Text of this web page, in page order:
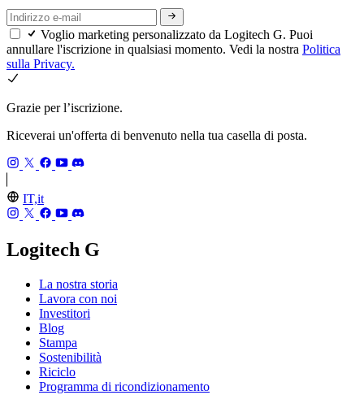
Voglio marketing personalizzato da Logitech G. Puoi
annullare l'iscrizione in qualsiasi momento. Vedi la nostra Politica
sulla Privacy.
Grazie per l’iscrizione.
Riceverai un'offerta di benvenuto nella tua casella di posta.
IT,it
Logitech G
La nostra storia
Lavora con noi
Investitori
Blog
Stampa
Sostenibilità
Riciclo
Programma di ricondizionamento